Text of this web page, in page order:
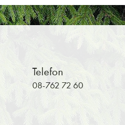
Telefon
08-762 72 60